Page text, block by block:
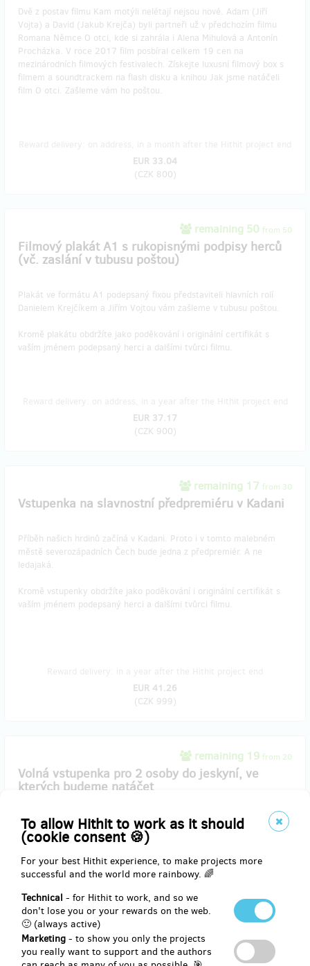
To allow Hithit to work as it should
(cookie consent 🍪)
For your best Hithit experience, to make projects more
successful and the world more rainbowy. 🌈
Technical - for Hithit to work, and so we
don't lose you or your rewards on the web.
🙂 (always active)
Marketing - to show you only the projects
you really want to support and the authors
Dvě z postav filmu Kam motýli nelétají nejsou nové. Adam (Jiří
Vojta) a David (Jakub Krejča) byli partneři už v předchozím filmu
Romana Němce O otci, kde si zahrála i Alena Mihulová a Antonín
Procházka. V roce 2017 film posbíral celkem 19 cen na
mezinárodních filmových festivalech. Získejte luxusní filmový box s
filmem a soundtrackem na flash disku a knihou Jak jsme natáčeli
film O otci. Zašleme vám ho poštou.
EUR 33.04
(CZK 800)
remaining 50 from 50
Filmový plakát A1 s rukopisnými podpisy herců
(vč. zaslání v tubusu poštou)
Plakát ve formátu A1 podepsaný fixou představiteli hlavních rolí
Danielem Krejčíkem a Jiřím Vojtou vám zašleme v tubusu poštou.
Kromě plakátu obdržíte jako poděkování i originální certifikát s
vaším jménem podepsaný herci a dalšími tvůrci filmu.
EUR 37.17
(CZK 900)
remaining 17 from 30
Vstupenka na slavnostní předpremiéru v Kadani
Příběh našich hrdinů začíná v Kadani. Proto i v tomto malebném
městě severozápadních Čech bude jedna z předpremiér. A ne
ledajaká.
Kromě vstupenky obdržíte jako poděkování i originální certifikát s
vaším jménem podepsaný herci a dalšími tvůrci filmu.
EUR 41.26
(CZK 999)
remaining 19 from 20
Volná vstupenka pro 2 osoby do jeskyní, ve
kterých budeme natáčet
Také rádi pátráte po místech, kde se odehrávala vaše oblíbená
filmová dobrodružství? S touto volnou vstupenkou pro 2 osoby si
můžete prohlédnout 4 zpřístupněné jeskyně (2 na střední Moravě a
2 v Moravském krasu), ve kterých budeme natáčet. Vstupenka
bude platit pro 2 osoby po celý jeden rok, takže si výlety můžete
Aby se vám místa lépe hledala, dostanete od nás brožuru „Kde se
natáčel film Kam motýli nelétají“ s vyobrazením a popisem
konkrétních lokací.